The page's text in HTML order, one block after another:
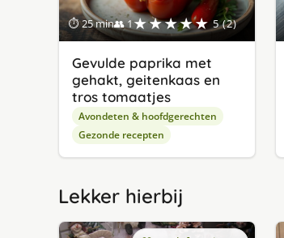
⏱ 25 min👥 1★★★★★ 5 (2)
Gevulde paprika met
gehakt, geitenkaas en
tros tomaatjes
Avondeten & hoofdgerechten
Gezonde recepten
Lekker hierbij